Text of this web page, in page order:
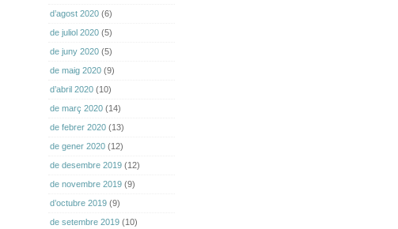
d’agost 2020 (6)
de juliol 2020 (5)
de juny 2020 (5)
de maig 2020 (9)
d’abril 2020 (10)
de març 2020 (14)
de febrer 2020 (13)
de gener 2020 (12)
de desembre 2019 (12)
de novembre 2019 (9)
d’octubre 2019 (9)
de setembre 2019 (10)